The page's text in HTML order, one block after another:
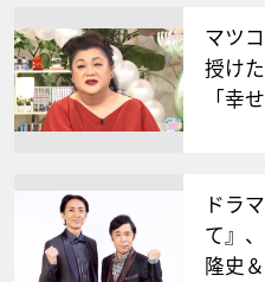
マツ
授け
「幸
ドラ
て』
隆史